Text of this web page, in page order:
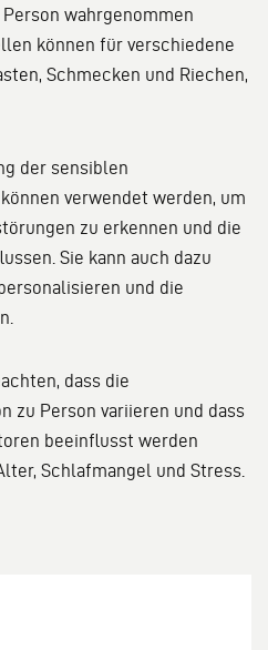
wahrgenommen
können für verschiedene
Schmecken und Riechen,
der sensiblen
verwendet werden, um
zu erkennen und die
Sie kann auch dazu
und die
dass die
zu Person variieren und dass
beeinflusst werden
Schlafmangel und Stress.